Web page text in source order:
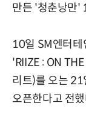
만든 '청춘낭만'
10일 SM엔터테
'RIIZE : ON
리트)를 오는 21
오픈한다고 전